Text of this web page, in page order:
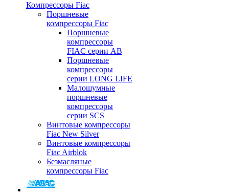
Компрессоры Fiac
Поршневые
компрессоры Fiac
Поршневые
компрессоры
FIAC серии AB
Поршневые
компрессоры
серии LONG LIFE
Малошумные
поршневые
компрессоры
серии SCS
Винтовые компрессоры
Fiac New Silver
Винтовые компрессоры
Fiac Airblok
Безмасляные
компрессоры Fiac